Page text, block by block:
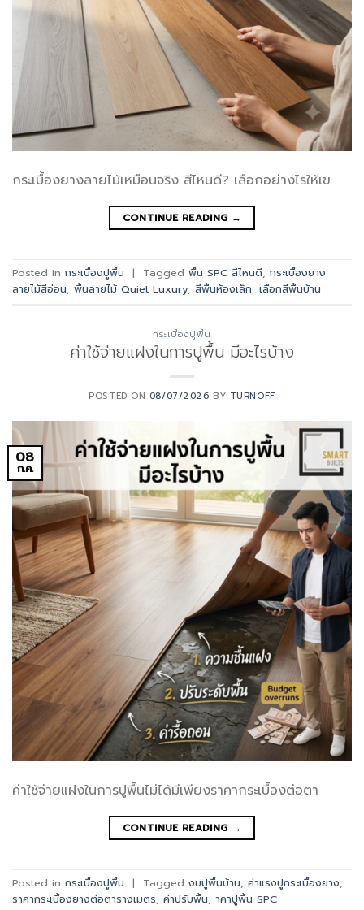
กระเบื้องยางลายไม้เหมือนจริง สีไหนดี? เลือกอย่างไรให้เข
CONTINUE READING →
Posted in กระเบื้องปูพื้น | Tagged พื้น SPC สีไหนดี, กระเบื้องยาง
ลายไม้สีอ่อน, พื้นลายไม้ Quiet Luxury, สีพื้นห้องเล็ก, เลือกสีพื้นบ้าน
กระเบื้องปูพื้น
ค่าใช้จ่ายแฝงในการปูพื้น มีอะไรบ้าง
POSTED ON 08/07/2026 BY TURNOFF
08
ก.ค.
ค่าใช้จ่ายแฝงในการปูพื้นไม่ได้มีเพียงราคากระเบื้องต่อตา
CONTINUE READING →
Posted in กระเบื้องปูพื้น | Tagged งบปูพื้นบ้าน, ค่าแรงปูกระเบื้องยาง,
ราคากระเบื้องยางต่อตารางเมตร, ค่าปรับพื้น, าคาปูพื้น SPC